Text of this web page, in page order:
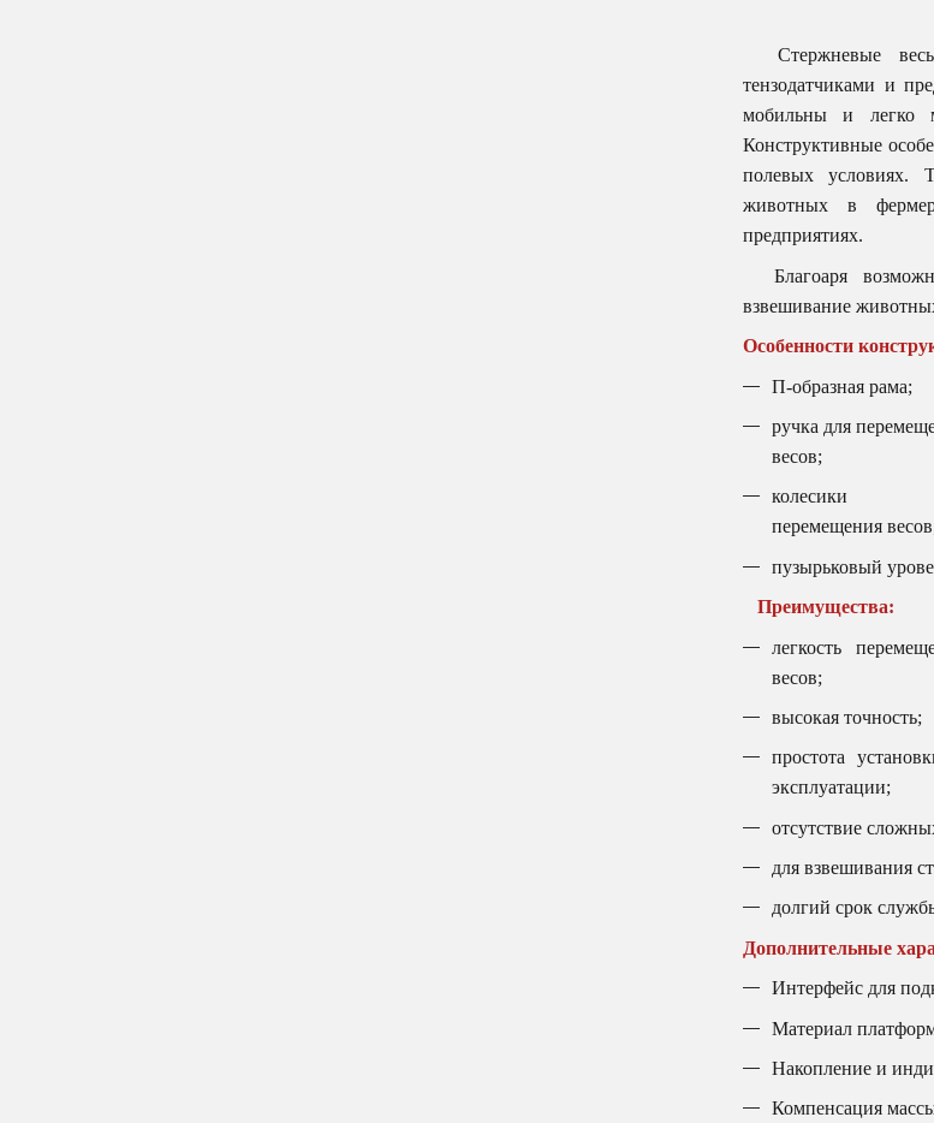
Стержневые
тензодатчиками и
мобильны и легко
Конструктивные
полевых условиях.
животных в
предприятиях.
Благоаря
взвешивание
Особенности
П-образная рама;
ручка для
весов;
колесики
перемещения
пузырьковый
Преимущества:
легкость
весов;
высокая точность;
простота
эксплуатации;
отсутствие
для взвешивания
долгий срок
Дополнительные
Интерфейс для
Материал
Накопление и
Компенсация